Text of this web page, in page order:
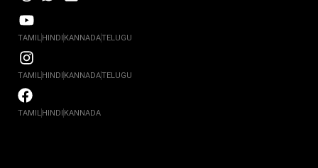
TAMILHINDI KANNADATELUGU
TAMILHINDI KANNADATELUGU
TAMILHINDI KANNADA